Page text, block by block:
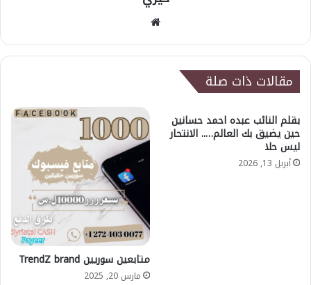
مقالات ذات صلة
بقلم النائب عبده احمد حسانين
حين يضيق بك العالم….. الانتحار
ليس حلا
أبريل 13, 2026
متابعين سوريين TrendZ brand
مارس 20, 2025